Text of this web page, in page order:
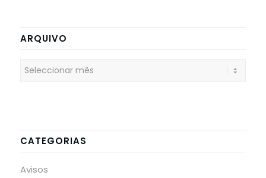
ARQUIVO
CATEGORIAS
Avisos